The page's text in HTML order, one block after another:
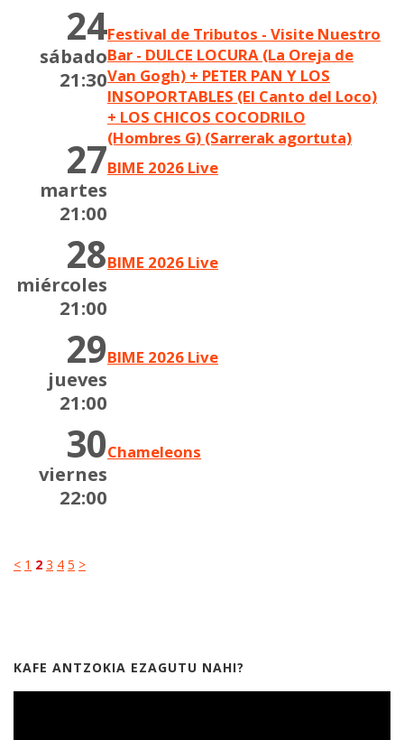
24
sábado
21:30
Festival de Tributos - Visite Nuestro
Bar - DULCE LOCURA (La Oreja de
Van Gogh) + PETER PAN Y LOS
INSOPORTABLES (El Canto del Loco)
+ LOS CHICOS COCODRILO
(Hombres G) (Sarrerak agortuta)
27
martes
21:00
BIME 2026 Live
28
miércoles
21:00
BIME 2026 Live
29
jueves
21:00
BIME 2026 Live
30
viernes
22:00
Chameleons
< 1 2 3 4 5 >
KAFE ANTZOKIA EZAGUTU NAHI?